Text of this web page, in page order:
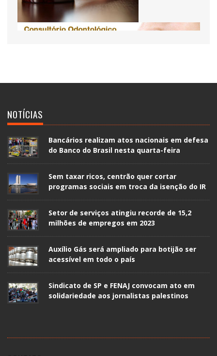
NOTÍCIAS
Bancários realizam atos nacionais em defesa
do Banco do Brasil nesta quarta-feira
Sem taxar ricos, centrão quer cortar
programas sociais em troca da isenção do IR
Setor de serviços atingiu recorde de 15,2
milhões de empregos em 2023
Auxílio Gás será ampliado para botijão ser
acessível em todo o país
Sindicato de SP e FENAJ convocam ato em
solidariedade aos jornalistas palestinos